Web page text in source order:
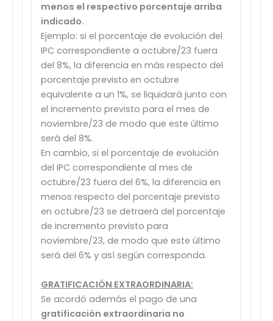
menos el respectivo porcentaje arriba
indicado.
Ejemplo: si el porcentaje de evolución del
IPC correspondiente a octubre/23 fuera
del 8%, la diferencia en más respecto del
porcentaje previsto en octubre
equivalente a un 1%, se liquidará junto con
el incremento previsto para el mes de
noviembre/23 de modo que este último
será del 8%.
En cambio, si el porcentaje de evolución
del IPC correspondiente al mes de
octubre/23 fuera del 6%, la diferencia en
menos respecto del porcentaje previsto
en octubre/23 se detraerá del porcentaje
de incremento previsto para
noviembre/23, de modo que este último
será del 6% y así según corresponda.
GRATIFICACIÓN EXTRAORDINARIA:
Se acordó además el pago de una
gratificación extraordinaria no